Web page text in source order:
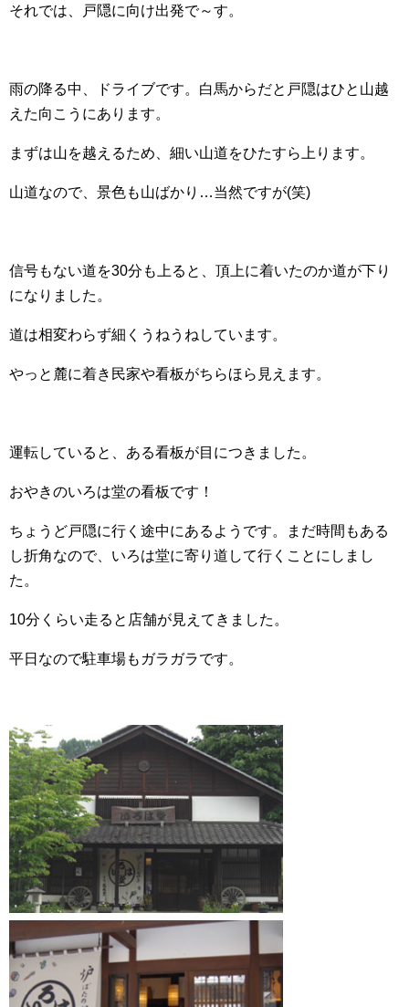
それでは、戸隠に向け出発で～す。
雨の降る中、ドライブです。白馬からだと戸隠はひと山越
えた向こうにあります。
まずは山を越えるため、細い山道をひたすら上ります。
山道なので、景色も山ばかり…当然ですが(笑)
信号もない道を30分も上ると、頂上に着いたのか道が下り
になりました。
道は相変わらず細くうねうねしています。
やっと麓に着き民家や看板がちらほら見えます。
運転していると、ある看板が目につきました。
おやきのいろは堂の看板です！
ちょうど戸隠に行く途中にあるようです。まだ時間もある
し折角なので、いろは堂に寄り道して行くことにしまし
た。
10分くらい走ると店舗が見えてきました。
平日なので駐車場もガラガラです。